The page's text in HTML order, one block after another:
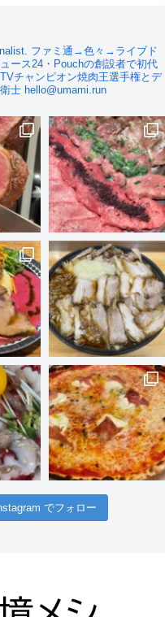
ファミ通→色々→ライブド
ース24・Pouchの創設者で初代
チャンピオン焼肉王選手権とデ
士 hello@umami.run
でフォロー